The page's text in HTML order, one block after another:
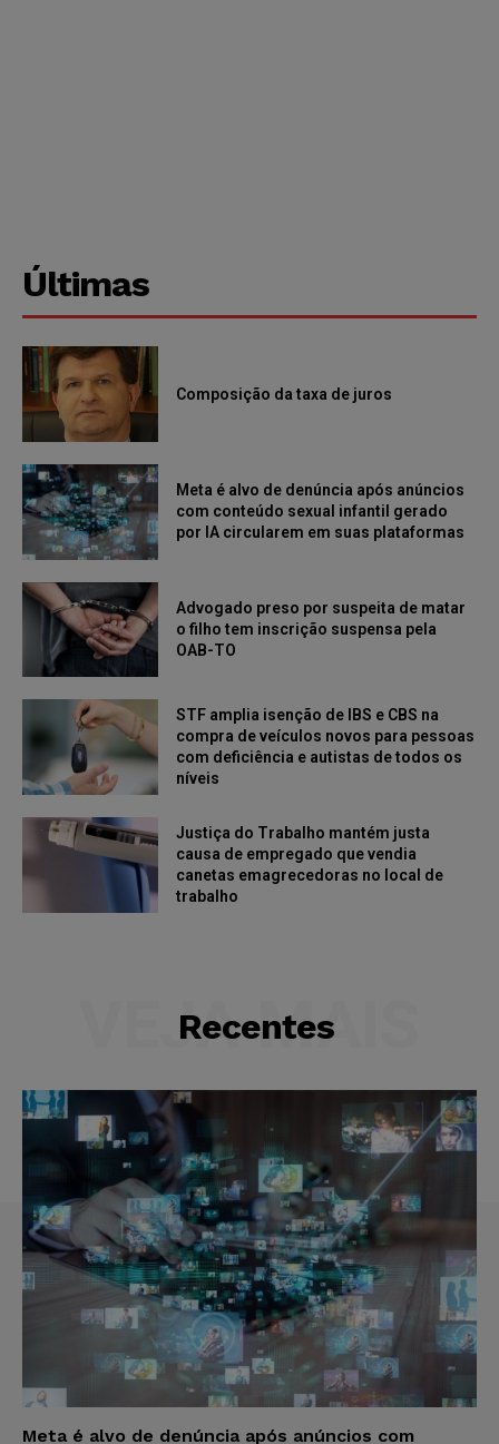
Últimas
Composição da taxa de juros
Meta é alvo de denúncia após anúncios
com conteúdo sexual infantil gerado
por IA circularem em suas plataformas
Advogado preso por suspeita de matar
o filho tem inscrição suspensa pela
OAB-TO
STF amplia isenção de IBS e CBS na
compra de veículos novos para pessoas
com deficiência e autistas de todos os
níveis
Justiça do Trabalho mantém justa
causa de empregado que vendia
canetas emagrecedoras no local de
trabalho
Recentes
VEJA MAIS
Meta é alvo de denúncia após anúncios com